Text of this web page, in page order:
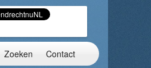
Zoeken Contact